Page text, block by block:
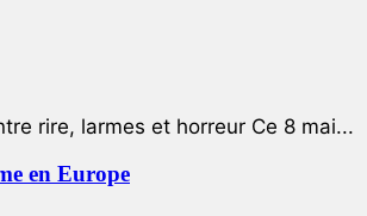
rire, larmes et horreur Ce 8 mai...
en Europe